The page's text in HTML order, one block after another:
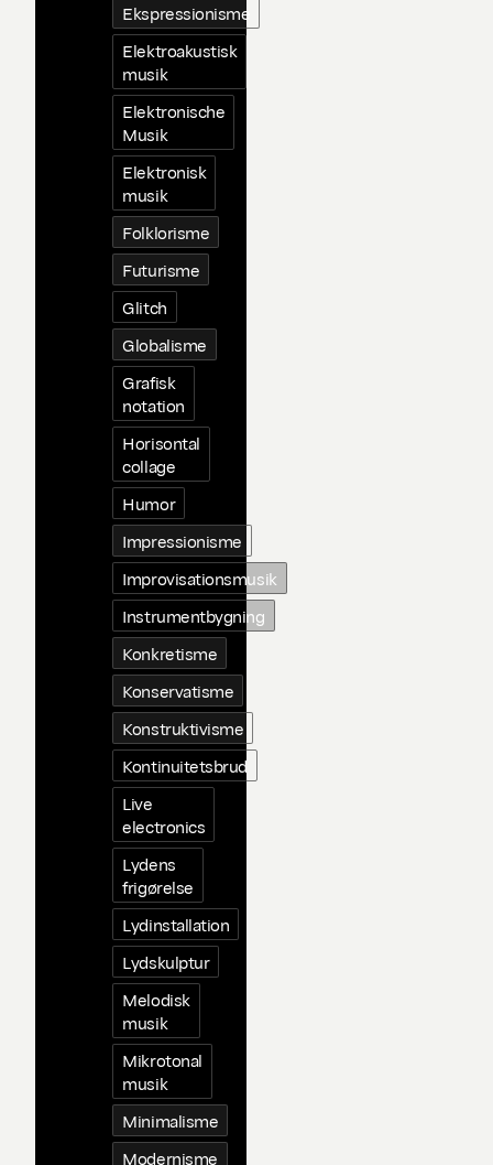
Ekspressionisme
Elektroakustisk
musik
Elektronische
Musik
Elektronisk
musik
Folklorisme
Futurisme
Glitch
Globalisme
Grafisk
notation
Horisontal
collage
Humor
Impressionisme
Improvisationsmusik
Instrumentbygning
Konkretisme
Konservatisme
Konstruktivisme
Kontinuitetsbrud
Live
electronics
Lydens
frigørelse
Lydinstallation
Lydskulptur
Melodisk
musik
Mikrotonal
musik
Minimalisme
Modernisme